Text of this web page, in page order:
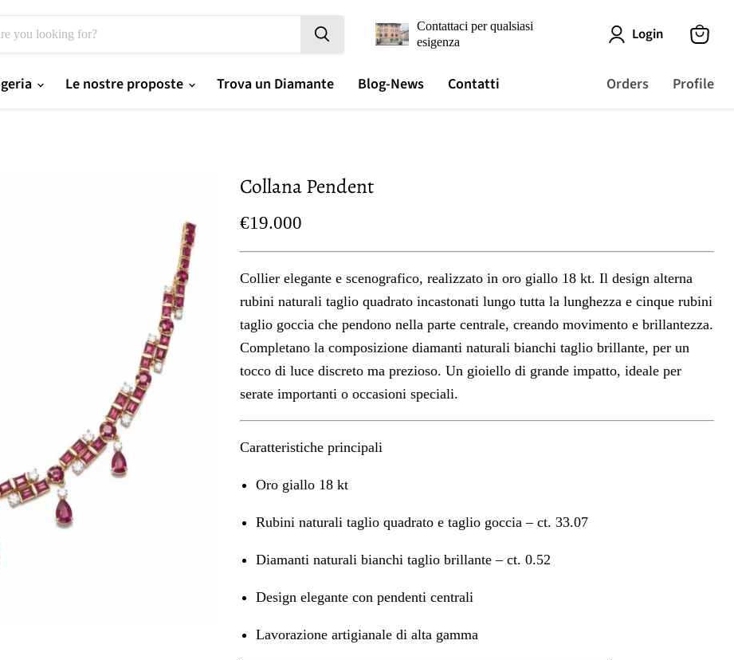
Contattaci per qualsiasi
esigenza
Login
Le nostre proposte Trova un Diamante Blog-News Contatti Orders Profile
Collana Pendent
Prezzo oggi
€19.000
Collier elegante e scenografico, realizzato in oro giallo 18 kt. Il design alterna
rubini naturali taglio quadrato incastonati lungo tutta la lunghezza e cinque rubini
taglio goccia che pendono nella parte centrale, creando movimento e brillantezza.
Completano la composizione diamanti naturali bianchi taglio brillante, per un
tocco di luce discreto ma prezioso. Un gioiello di grande impatto, ideale per
serate importanti o occasioni speciali.
Caratteristiche principali
Oro giallo 18 kt
Rubini naturali taglio quadrato e taglio goccia – ct. 33.07
Diamanti naturali bianchi taglio brillante – ct. 0.52
Design elegante con pendenti centrali
Lavorazione artigianale di alta gamma